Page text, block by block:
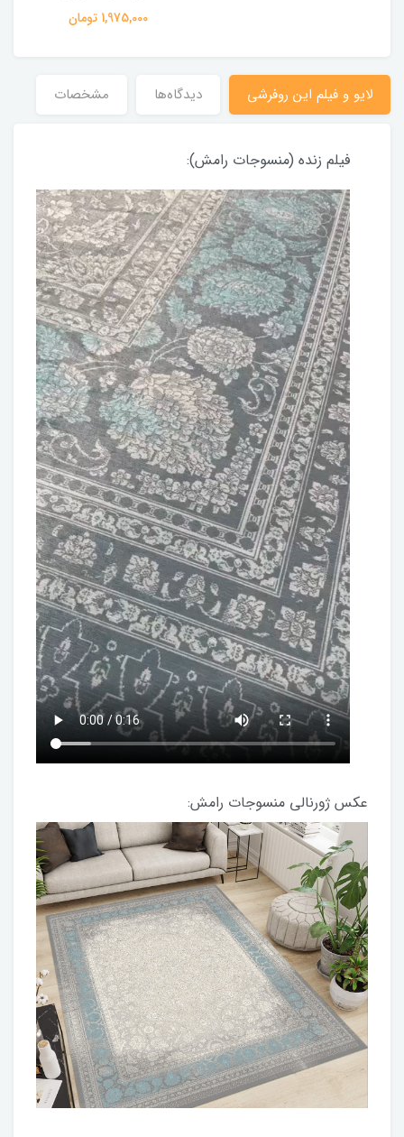
1,975,000 تومان
لایو و فیلم این روفرشی دیدگاه‌ها مشخصات
فیلم زنده (منسوجات رامش):
عکس ژورنالی منسوجات رامش: